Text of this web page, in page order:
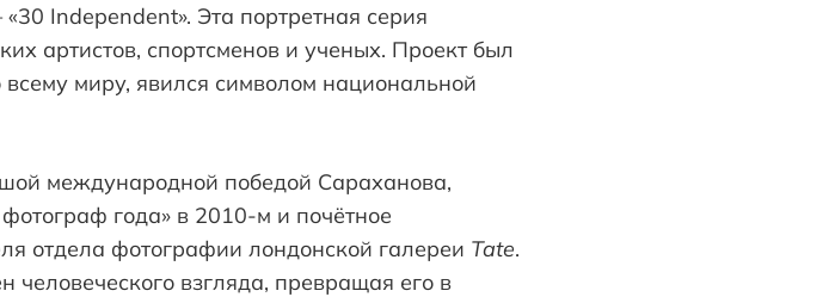
Independent». Эта портретная серия
артистов, спортсменов и ученых. Проект был
миру, явился символом национальной
международной победой Сараханова,
года» в 2010-м и почётное
отдела фотографии лондонской галереи Tate.
человеческого взгляда, превращая его в